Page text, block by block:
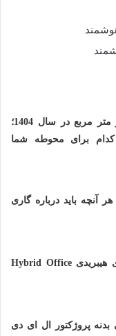
هزینه آسفالت هر متر مربع در سال 1404؛
کدام برای محوطه شما
هر آنچه باید درباره گاری
آینده مبلمان اداری هیبریدی Hybrid Office
پروژکتور ال ای دی